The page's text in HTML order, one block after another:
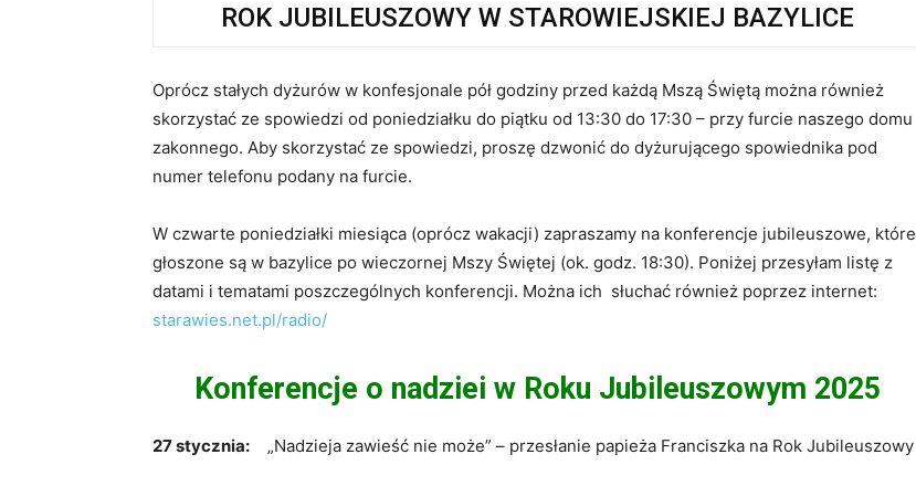
ROK JUBILEUSZOWY W STAROWIEJSKIEJ BAZYLICE
Oprócz stałych dyżurów w konfesjonale pół godziny przed każdą Mszą Świętą można również
skorzystać ze spowiedzi od poniedziałku do piątku od 13:30 do 17:30 – przy furcie naszego domu
zakonnego. Aby skorzystać ze spowiedzi, proszę dzwonić do dyżurującego spowiednika pod
numer telefonu podany na furcie.
W czwarte poniedziałki miesiąca (oprócz wakacji) zapraszamy na konferencje jubileuszowe, które
głoszone są w bazylice po wieczornej Mszy Świętej (ok. godz. 18:30). Poniżej przesyłam listę z
datami i tematami poszczególnych konferencji. Można ich słuchać również poprzez internet:
starawies.net.pl/radio/
Konferencje o nadziei w Roku Jubileuszowym 2025
27 stycznia: „Nadzieja zawieść nie może” – przesłanie papieża Franciszka na Rok Jubileuszowy